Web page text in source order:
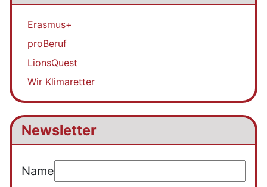
Erasmus+
proBeruf
LionsQuest
Wir Klimaretter
Newsletter
Name